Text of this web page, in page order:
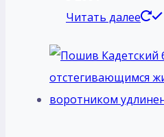
Читать далее